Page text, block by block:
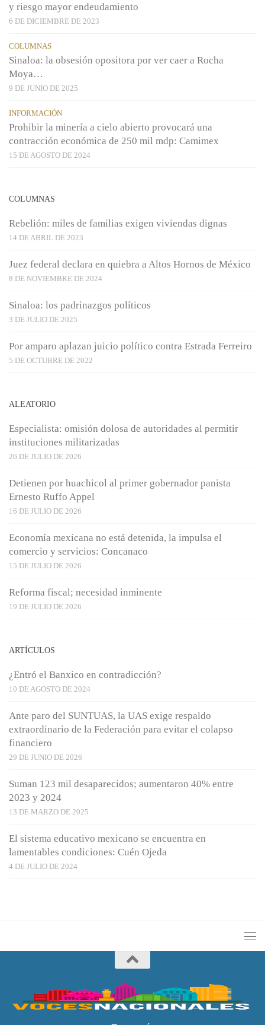
y riesgo mayor endeudamiento
6 DE DICIEMBRE DE 2023
COLUMNAS
Sinaloa: la obsesión opositora por ver caer a Rocha
Moya…
9 DE JUNIO DE 2025
INFORMACIÓN
Prohibir la minería a cielo abierto provocará una
contracción económica de 250 mil mdp: Camimex
15 DE AGOSTO DE 2024
COLUMNAS
Rebelión: miles de familias exigen viviendas dignas
14 DE ABRIL DE 2023
Juez federal declara en quiebra a Altos Hornos de México
8 DE NOVIEMBRE DE 2024
Sinaloa: los padrinazgos políticos
3 DE JULIO DE 2025
Por amparo aplazan juicio político contra Estrada Ferreiro
5 DE OCTUBRE DE 2022
ALEATORIO
Especialista: omisión dolosa de autoridades al permitir
instituciones militarizadas
26 DE JULIO DE 2026
Detienen por huachicol al primer gobernador panista
Ernesto Ruffo Appel
16 DE JULIO DE 2026
Economía mexicana no está detenida, la impulsa el
comercio y servicios: Concanaco
15 DE JULIO DE 2026
Reforma fiscal; necesidad inminente
19 DE JULIO DE 2026
ARTÍCULOS
¿Entró el Banxico en contradicción?
10 DE AGOSTO DE 2024
Ante paro del SUNTUAS, la UAS exige respaldo
extraordinario de la Federación para evitar el colapso
financiero
29 DE JUNIO DE 2026
Suman 123 mil desaparecidos; aumentaron 40% entre
2023 y 2024
13 DE MARZO DE 2025
El sistema educativo mexicano se encuentra en
lamentables condiciones: Cuén Ojeda
4 DE JULIO DE 2024